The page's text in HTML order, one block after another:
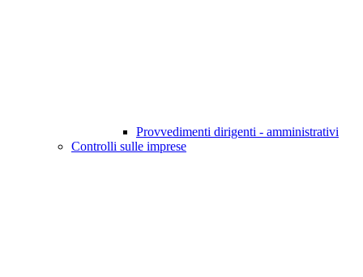
Provvedimenti dirigenti - amministrativi
Controlli sulle imprese